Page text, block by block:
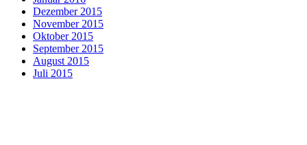
Dezember 2015
November 2015
Oktober 2015
September 2015
August 2015
Juli 2015